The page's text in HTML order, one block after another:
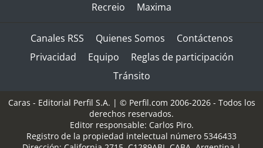
Recreio
Maxima
Canales RSS Quienes Somos
Contáctenos
Privacidad
Equipo
Reglas de participación
Tránsito
Caras - Editorial Perfil S.A. | © Perfil.com 2006-2026 - Todos los
derechos reservados.
Editor responsable: Carlos Piro.
Registro de la propiedad intelectual número 5346433